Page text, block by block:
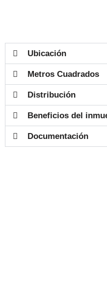
Ubicación
Metros Cuadrados
Distribución
Beneficios del
Documentación